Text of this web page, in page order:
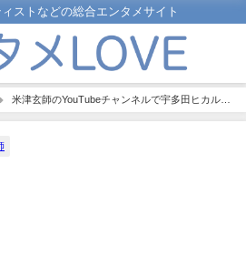
ストなどの総合エンタメサイト
米津玄師のYouTubeチャンネルで宇多田ヒカルと